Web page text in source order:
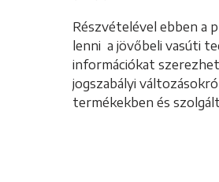
Részvételével ebben a
lenni a jövőbeli vasúti
információkat
jogszabályi
termékekben és